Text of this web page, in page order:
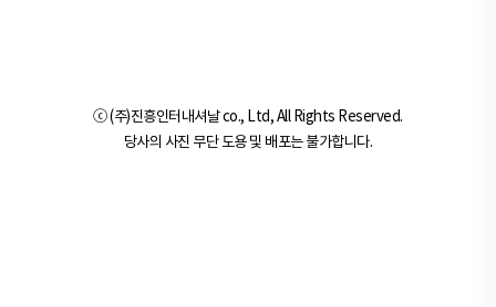
ⓒ (주)진흥인터내셔날 co., Ltd, All Rights Reserved.
당사의 사진 무단 도용 및 배포는 불가합니다.